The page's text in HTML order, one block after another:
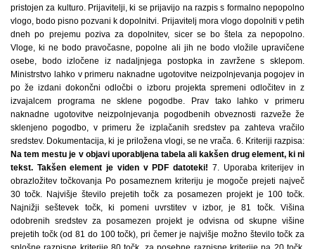
pristojen za kulturo. Prijavitelji, ki se prijavijo na razpis s formalno nepopolno
vlogo, bodo pisno pozvani k dopolnitvi. Prijavitelj mora vlogo dopolniti v petih
dneh po prejemu poziva za dopolnitev, sicer se bo štela za nepopolno.
Vloge, ki ne bodo pravočasne, popolne ali jih ne bodo vložile upravičene
osebe, bodo izločene iz nadaljnjega postopka in zavržene s sklepom.
Ministrstvo lahko v primeru naknadne ugotovitve neizpolnjevanja pogojev in
po že izdani dokončni odločbi o izboru projekta spremeni odločitev in z
izvajalcem programa ne sklene pogodbe. Prav tako lahko v primeru
naknadne ugotovitve neizpolnjevanja pogodbenih obveznosti razveže že
sklenjeno pogodbo, v primeru že izplačanih sredstev pa zahteva vračilo
sredstev. Dokumentacija, ki je priložena vlogi, se ne vrača. 6. Kriteriji razpisa:
Na tem mestu je v objavi uporabljena tabela ali kakšen drug element, ki ni
tekst. Takšen element je viden v PDF datoteki! 7. Uporaba kriterijev in
obrazložitev točkovanja Po posameznem kriteriju je mogoče prejeti največ
30 točk. Najvišje število prejetih točk za posamezen projekt je 100 točk.
Najnižji seštevek točk, ki pomeni uvrstitev v izbor, je 81 točk. Višina
odobrenih sredstev za posamezen projekt je odvisna od skupne višine
prejetih točk (od 81 do 100 točk), pri čemer je najvišje možno število točk za